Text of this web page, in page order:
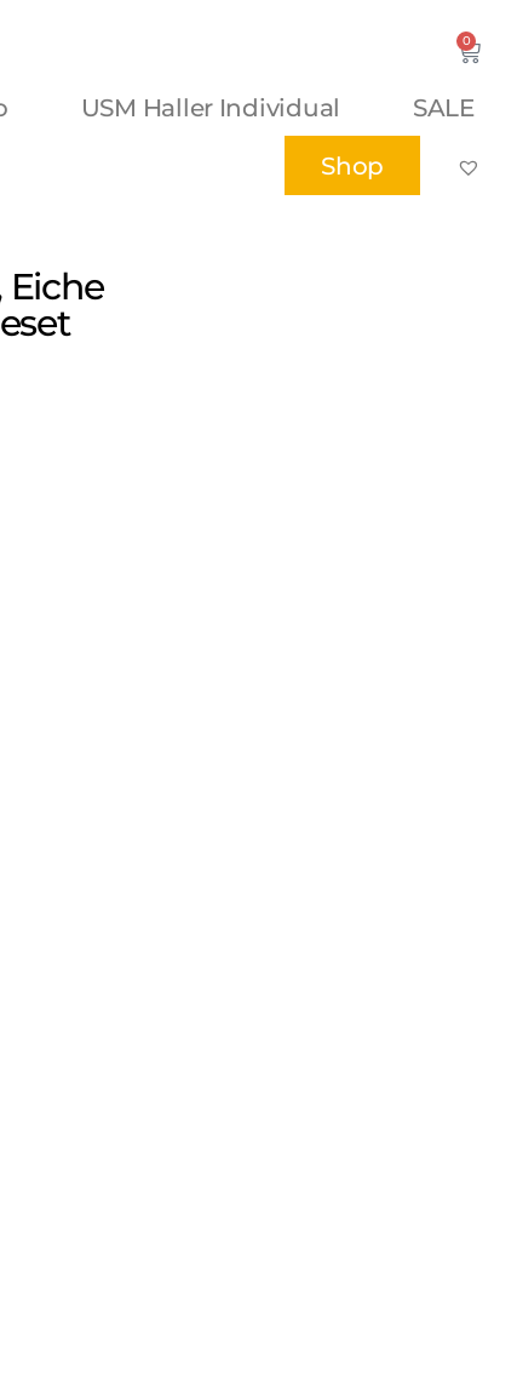
0
USM Haller Individual
SALE
Shop
Eiche